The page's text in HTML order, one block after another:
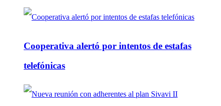
Cooperativa alertó por intentos de estafas
telefónicas